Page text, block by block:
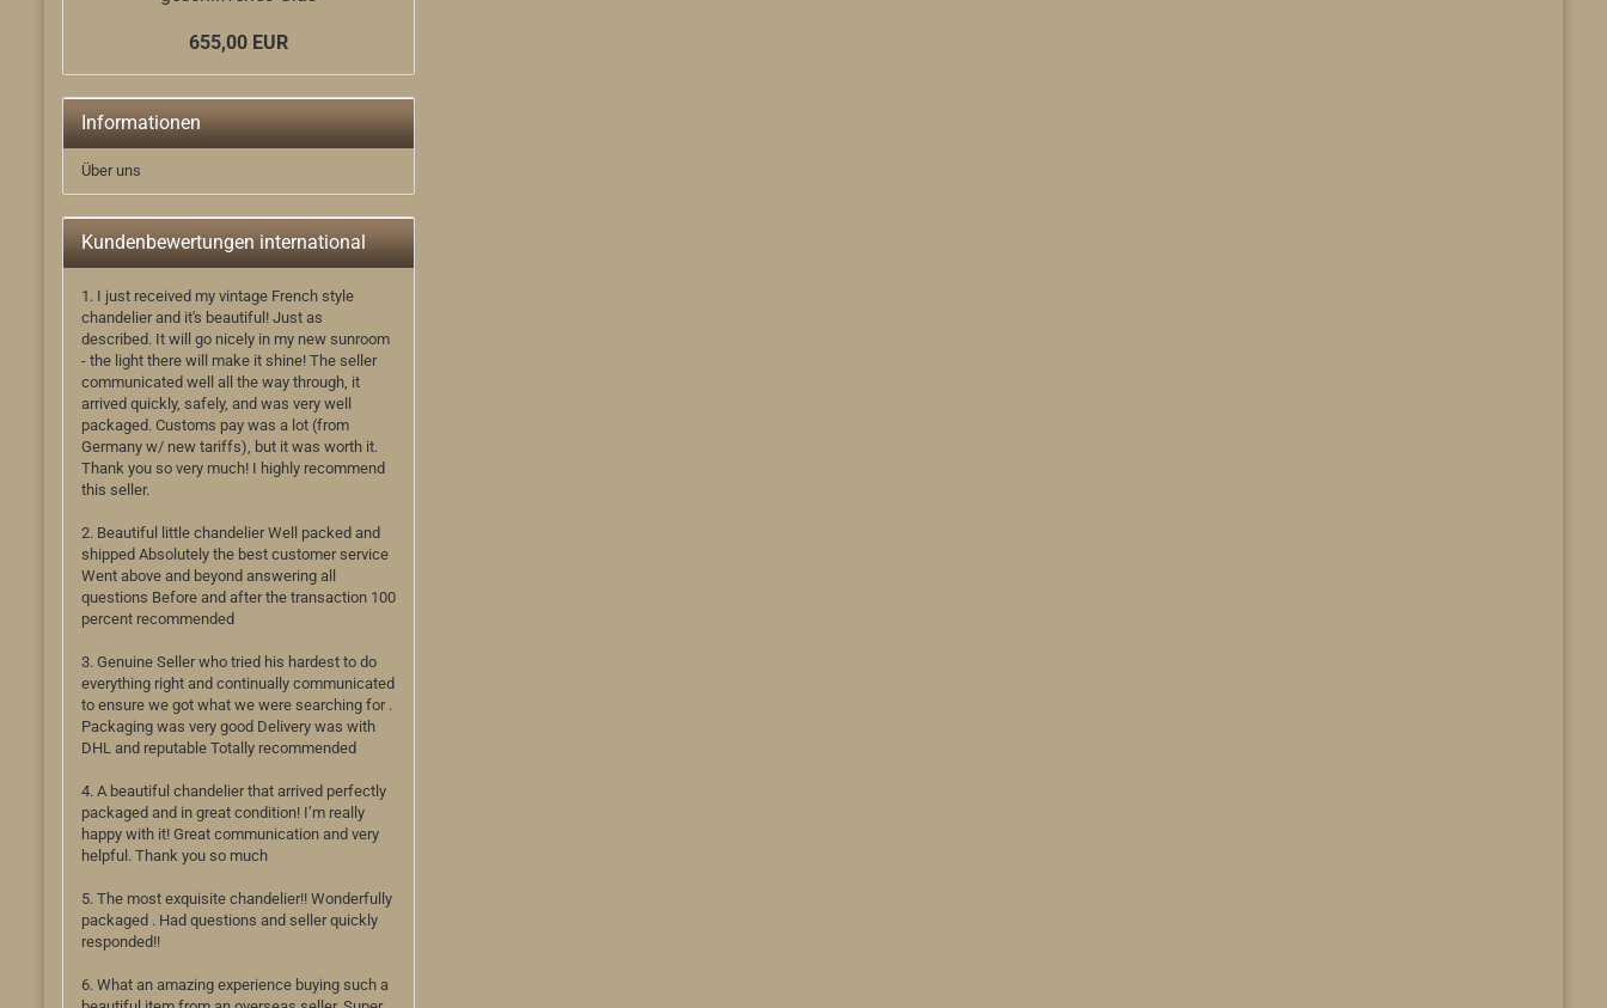
655,00 EUR
Informationen
Über uns
Kundenbewertungen international
1. I just received my vintage French style
chandelier and it's beautiful! Just as
described. It will go nicely in my new sunroom
- the light there will make it shine! The seller
communicated well all the way through, it
arrived quickly, safely, and was very well
packaged. Customs pay was a lot (from
Germany w/ new tariffs), but it was worth it.
Thank you so very much! I highly recommend
this seller.
2. Beautiful little chandelier Well packed and
shipped Absolutely the best customer service
Went above and beyond answering all
questions Before and after the transaction 100
percent recommended
3. Genuine Seller who tried his hardest to do
everything right and continually communicated
to ensure we got what we were searching for .
Packaging was very good Delivery was with
DHL and reputable Totally recommended
4. A beautiful chandelier that arrived perfectly
packaged and in great condition! I’m really
happy with it! Great communication and very
helpful. Thank you so much
5. The most exquisite chandelier!! Wonderfully
packaged . Had questions and seller quickly
responded!!
6. What an amazing experience buying such a